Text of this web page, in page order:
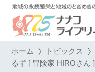
ホーム トピックス
るず [ 冒険家 HIROさん ]